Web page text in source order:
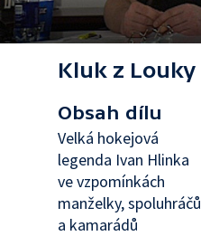
Kluk z Louky
Obsah dílu
Velká hokejová
legenda Ivan Hlinka
ve vzpomínkách
manželky, spoluhráčů
a kamarádů